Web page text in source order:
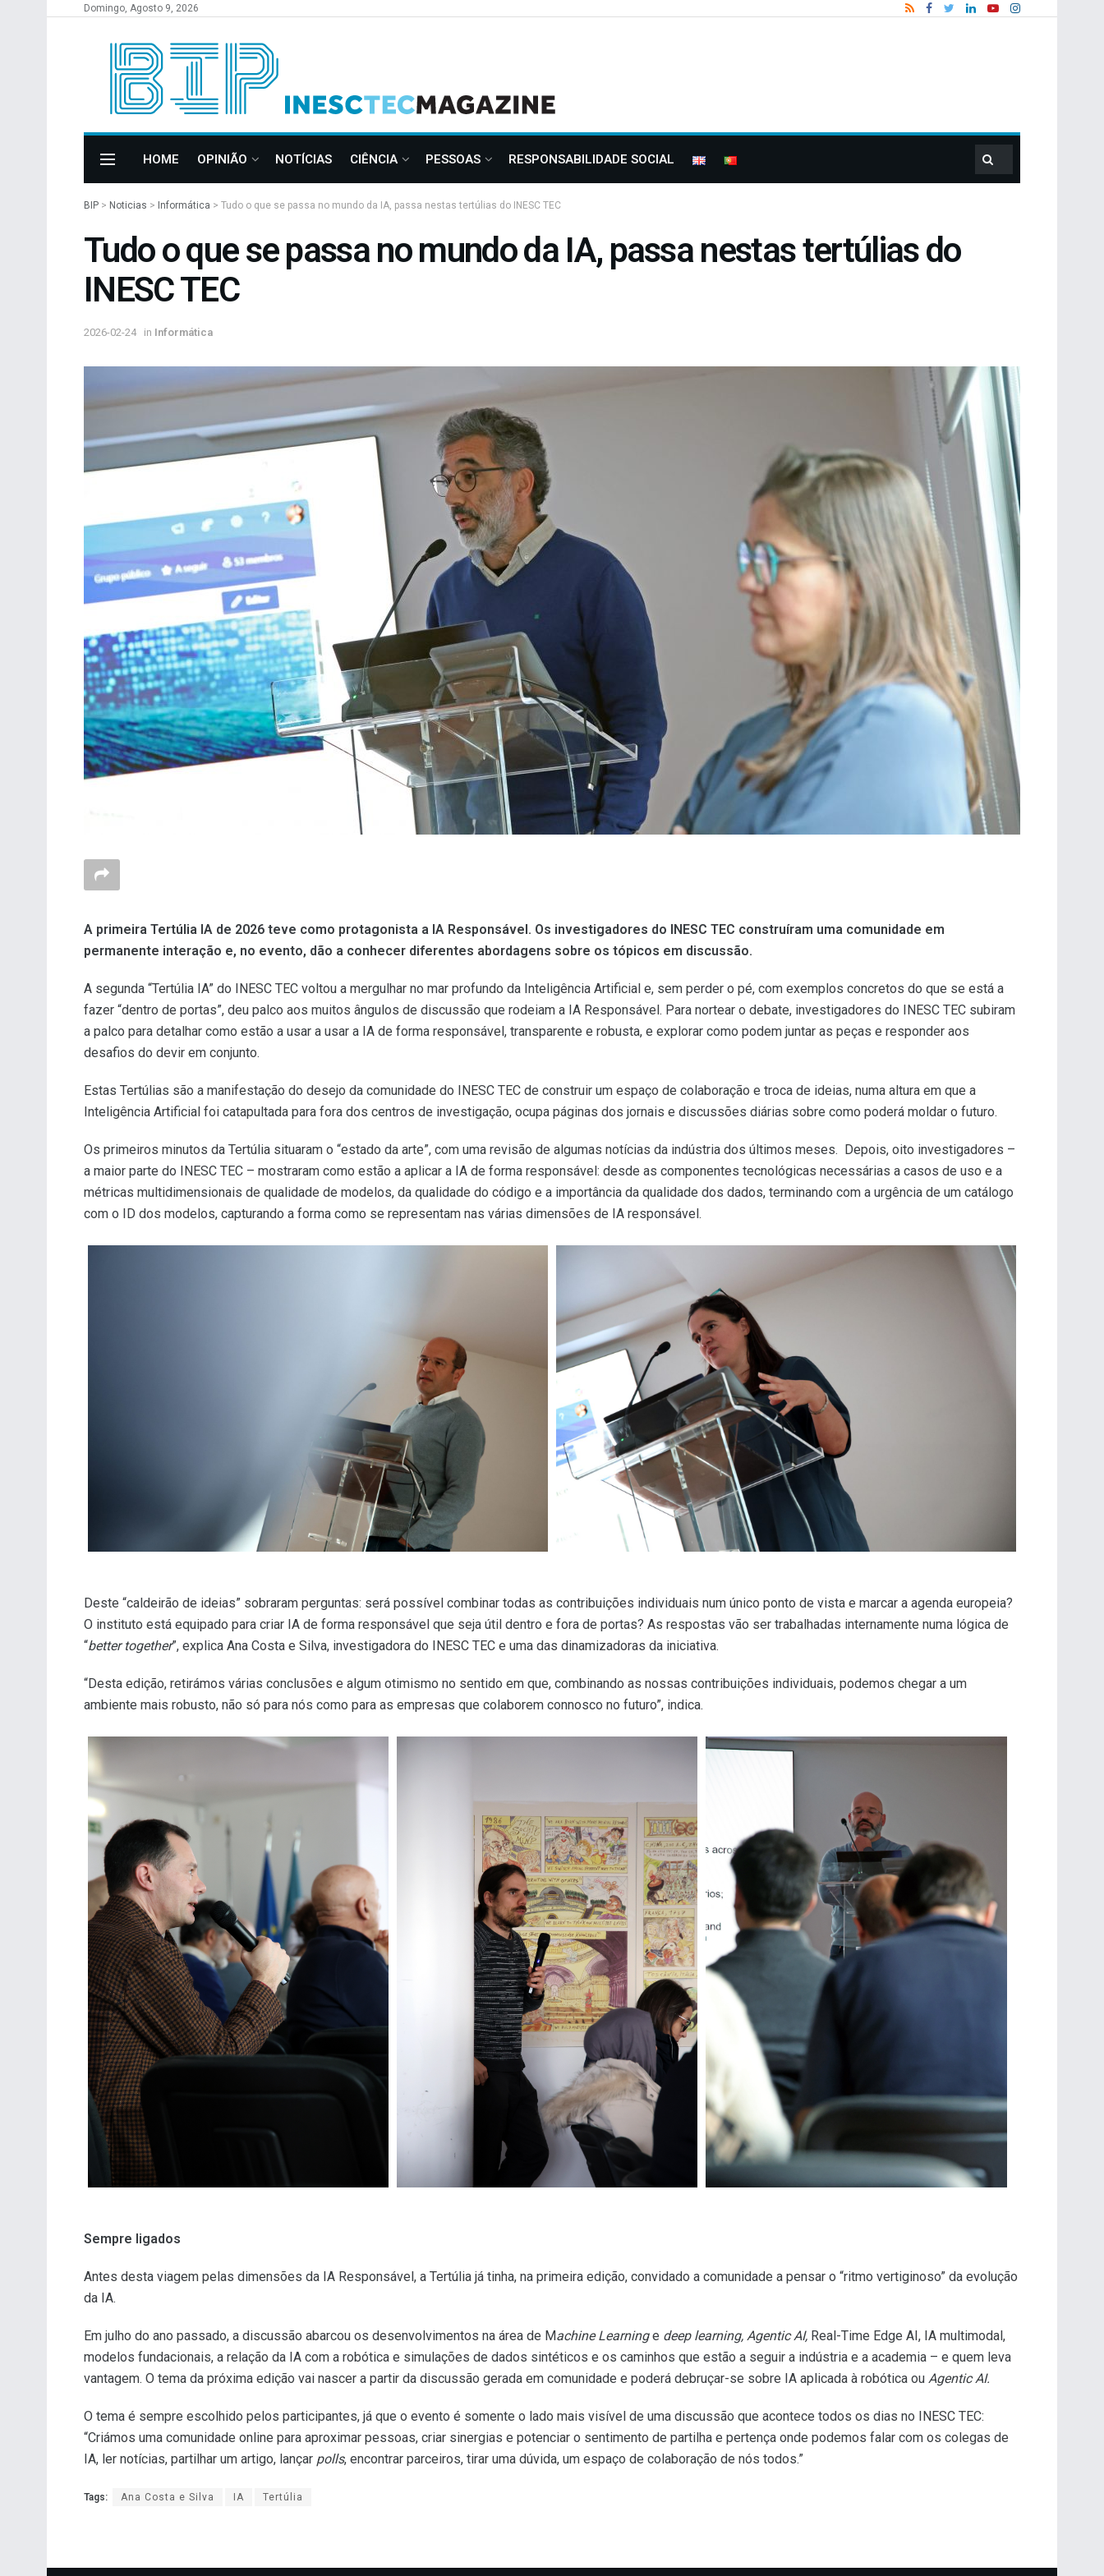
Domingo, Agosto 9, 2026
HOME OPINIÃO NOTÍCIAS CIÊNCIA PESSOAS RESPONSABILIDADE SOCIAL
BIP > Noticias > Informática > Tudo o que se passa no mundo da IA, passa nestas tertúlias do INESC TEC
Tudo o que se passa no mundo da IA, passa nestas tertúlias do
INESC TEC
2026-02-24 in Informática
A primeira Tertúlia IA de 2026 teve como protagonista a IA Responsável. Os investigadores do INESC TEC construíram uma comunidade em
permanente interação e, no evento, dão a conhecer diferentes abordagens sobre os tópicos em discussão.
A segunda “Tertúlia IA” do INESC TEC voltou a mergulhar no mar profundo da Inteligência Artificial e, sem perder o pé, com exemplos concretos do que se está a
fazer “dentro de portas”, deu palco aos muitos ângulos de discussão que rodeiam a IA Responsável. Para nortear o debate, investigadores do INESC TEC subiram
a palco para detalhar como estão a usar a usar a IA de forma responsável, transparente e robusta, e explorar como podem juntar as peças e responder aos
desafios do devir em conjunto.
Estas Tertúlias são a manifestação do desejo da comunidade do INESC TEC de construir um espaço de colaboração e troca de ideias, numa altura em que a
Inteligência Artificial foi catapultada para fora dos centros de investigação, ocupa páginas dos jornais e discussões diárias sobre como poderá moldar o futuro.
Os primeiros minutos da Tertúlia situaram o “estado da arte”, com uma revisão de algumas notícias da indústria dos últimos meses. Depois, oito investigadores –
a maior parte do INESC TEC – mostraram como estão a aplicar a IA de forma responsável: desde as componentes tecnológicas necessárias a casos de uso e a
métricas multidimensionais de qualidade de modelos, da qualidade do código e a importância da qualidade dos dados, terminando com a urgência de um catálogo
com o ID dos modelos, capturando a forma como se representam nas várias dimensões de IA responsável.
Deste “caldeirão de ideias” sobraram perguntas: será possível combinar todas as contribuições individuais num único ponto de vista e marcar a agenda europeia?
O instituto está equipado para criar IA de forma responsável que seja útil dentro e fora de portas? As respostas vão ser trabalhadas internamente numa lógica de
“better together”, explica Ana Costa e Silva, investigadora do INESC TEC e uma das dinamizadoras da iniciativa.
“Desta edição, retirámos várias conclusões e algum otimismo no sentido em que, combinando as nossas contribuições individuais, podemos chegar a um
ambiente mais robusto, não só para nós como para as empresas que colaborem connosco no futuro”, indica.
Sempre ligados
Antes desta viagem pelas dimensões da IA Responsável, a Tertúlia já tinha, na primeira edição, convidado a comunidade a pensar o “ritmo vertiginoso” da evolução
da IA.
Em julho do ano passado, a discussão abarcou os desenvolvimentos na área de Machine Learninge deep learning, Agentic AI, Real-Time Edge AI, IA multimodal,
modelos fundacionais, a relação da IA com a robótica e simulações de dados sintéticos e os caminhos que estão a seguir a indústria e a academia – e quem leva
vantagem. O tema da próxima edição vai nascer a partir da discussão gerada em comunidade e poderá debruçar-se sobre IA aplicada à robótica ou Agentic AI.
O tema é sempre escolhido pelos participantes, já que o evento é somente o lado mais visível de uma discussão que acontece todos os dias no INESC TEC:
“Criámos uma comunidade online para aproximar pessoas, criar sinergias e potenciar o sentimento de partilha e pertença onde podemos falar com os colegas de
IA, ler notícias, partilhar um artigo, lançar polls, encontrar parceiros, tirar uma dúvida, um espaço de colaboração de nós todos.”
Tags: Ana Costa e Silva IA Tertúlia